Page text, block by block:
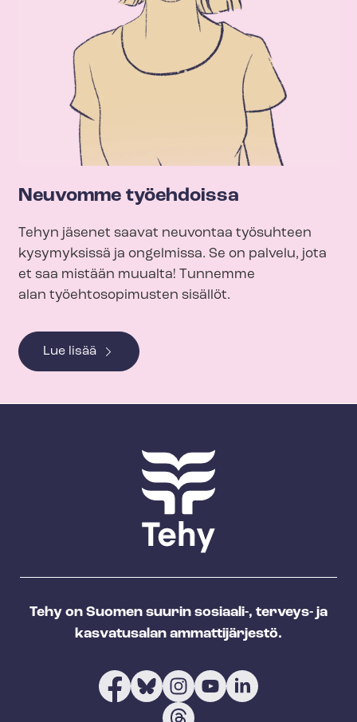
Neuvomme työehdoissa
Tehyn jäsenet saavat neuvontaa työsuhteen
kysymyksissä ja ongelmissa. Se on palvelu, jota
et saa mistään muualta! Tunnemme
alan työehtosopimusten sisällöt.
Lue lisää
Tehy on Suomen suurin sosiaali-, terveys- ja
kasvatusalan ammattijärjestö.